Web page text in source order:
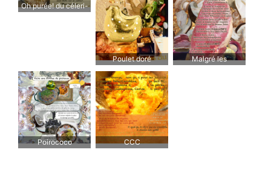
Oh purée! du céleri-
Poulet doré
Malgré les
Poirococo CCC